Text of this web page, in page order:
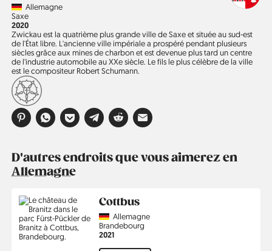
CountryAllemagne
Région
Saxe
Année
2020
Zwickau est la quatrième plus grande ville de Saxe et située au sud-est
de l'État libre. L'ancienne ville impériale a prospéré pendant plusieurs
siècles grâce aux mines de charbon et est devenue plus tard un centre
de l'industrie automobile au XXe siècle. Le fils le plus célèbre de la ville
est le compositeur Robert Schumann.
D'autres endroits que vous aimerez en
Allemagne
Cottbus
CountryAllemagne
Région
Brandebourg
Année
2021